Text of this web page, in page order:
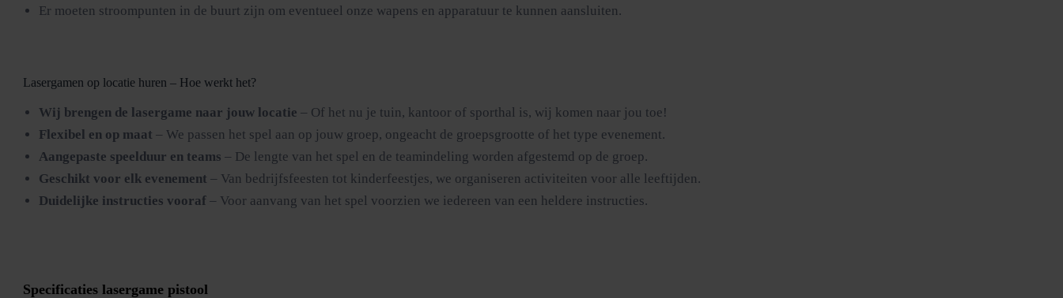
Er moeten stroompunten in de buurt zijn om eventueel onze wapens en apparatuur te kunnen aansluiten.
Lasergamen op locatie huren – Hoe werkt het?
Wij brengen de lasergame naar jouw locatie – Of het nu je tuin, kantoor of sporthal is, wij komen naar jou toe!
Flexibel en op maat – We passen het spel aan op jouw groep, ongeacht de groepsgrootte of het type evenement.
Aangepaste speelduur en teams – De lengte van het spel en de teamindeling worden afgestemd op de groep.
Geschikt voor elk evenement – Van bedrijfsfeesten tot kinderfeestjes, we organiseren activiteiten voor alle leeftijden.
Duidelijke instructies vooraf– Voor aanvang van het spel voorzien we iedereen van een heldere instructies.
Specificaties lasergame pistool